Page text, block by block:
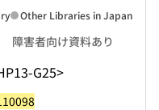
障害者向け資料あり
G25>
Other Libraries in Japan